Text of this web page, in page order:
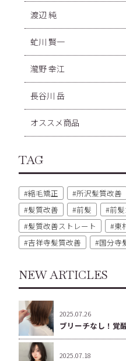
渡辺 純
虻川 賢一
瀧野 幸江
長谷川 岳
オススメ商品
TAG
縮毛矯正 所沢髪質改善
髪質改善
前髪
前
髪質改善ストレート
東
吉祥寺髪質改善
国分寺
NEW ARTICLES
2025.07.26
ブリーチなし！覚
2025.07.18